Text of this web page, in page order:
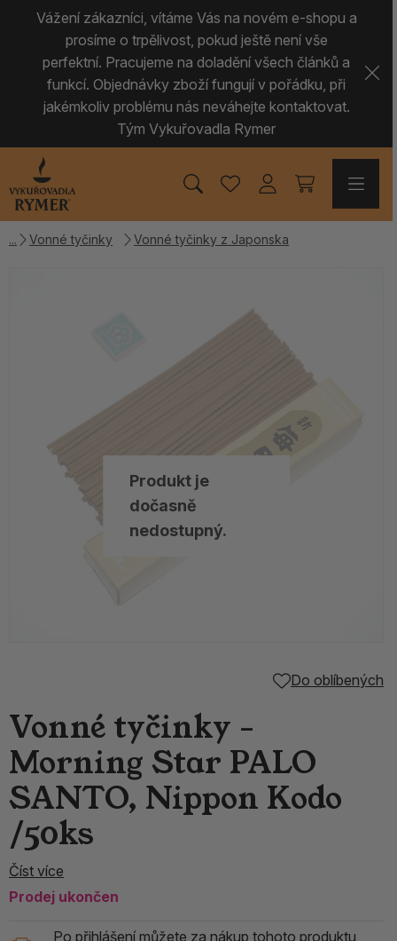
Vážení zákazníci, vítáme Vás na novém e-shopu a
prosíme o trpělivost, pokud ještě není vše
perfektní. Pracujeme na doladění všech článků a
funkcí. Objednávky zboží fungují v pořádku, při
jakémkoliv problému nás neváhejte kontaktovat.
Tým Vykuřovadla Rymer
Vonné tyčinky Vonné tyčinky z Japonska
Produkt je
dočasně
nedostupný.
Do oblíbených
Vonné tyčinky -
Morning Star PALO
SANTO, Nippon Kodo
/50ks
Číst více
Prodej ukončen
Po přihlášení můžete za nákup tohoto produktu